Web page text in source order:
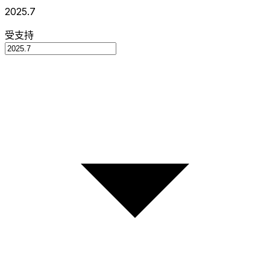
2025.7
受支持